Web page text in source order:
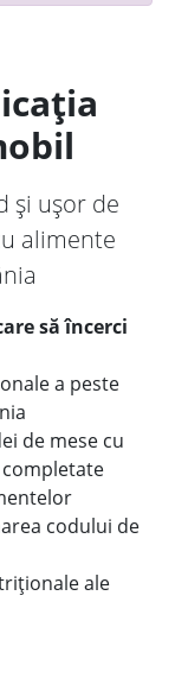
și ușor de
alimente
să încerci
a peste
de mese cu
codului de
ale